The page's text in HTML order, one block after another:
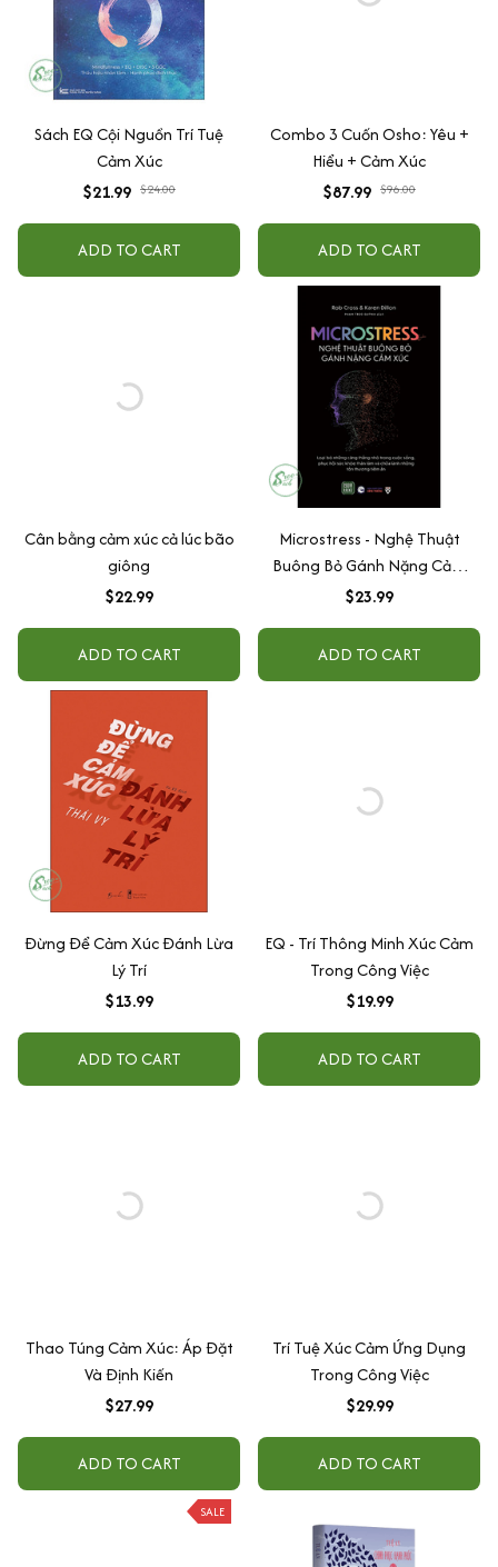
Sách EQ Cội Nguồn Trí Tuệ
Cảm Xúc
$21.99 $24.00
ADD TO CART
Combo 3 Cuốn Osho: Yêu +
Hiểu + Cảm Xúc
$87.99 $96.00
ADD TO CART
Cân bằng cảm xúc cả lúc bão
giông
$22.99
ADD TO CART
Microstress - Nghệ Thuật
Buông Bỏ Gánh Nặng Cảm
Xúc
$23.99
ADD TO CART
Đừng Để Cảm Xúc Đánh Lừa
Lý Trí
$13.99
ADD TO CART
EQ - Trí Thông Minh Xúc Cảm
Trong Công Việc
$19.99
ADD TO CART
Thao Túng Cảm Xúc: Áp Đặt
Và Định Kiến
$27.99
ADD TO CART
Trí Tuệ Xúc Cảm Ứng Dụng
Trong Công Việc
$29.99
ADD TO CART
SALE